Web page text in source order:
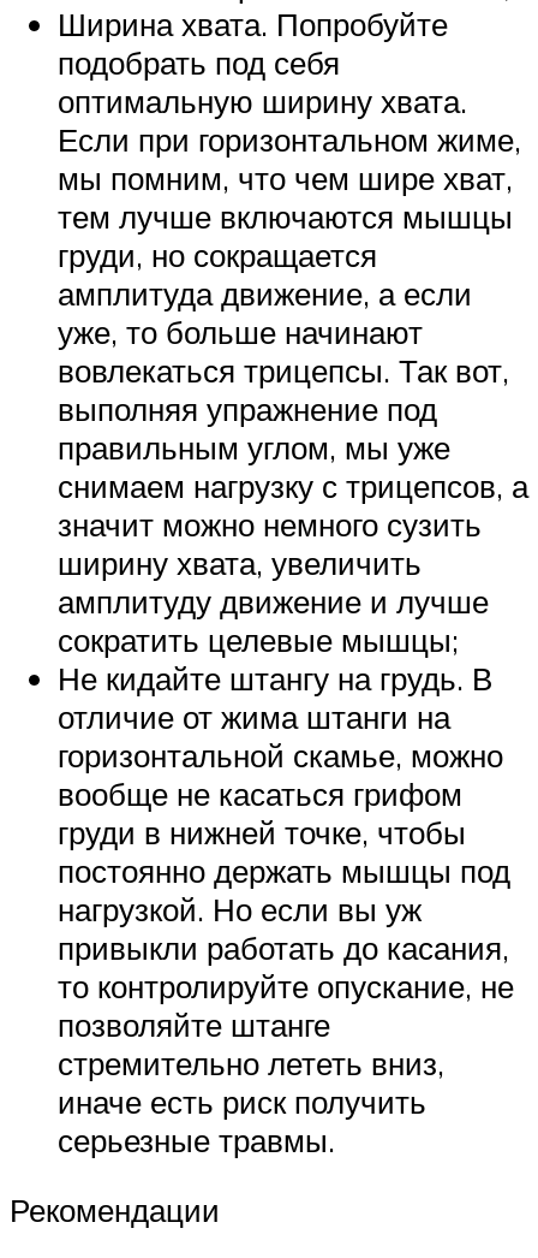
Ширина хвата. Попробуйте
подобрать под себя
оптимальную ширину хвата.
Если при горизонтальном жиме,
мы помним, что чем шире хват,
тем лучше включаются мышцы
груди, но сокращается
амплитуда движение, а если
уже, то больше начинают
вовлекаться трицепсы. Так вот,
выполняя упражнение под
правильным углом, мы уже
снимаем нагрузку с трицепсов, а
значит можно немного сузить
ширину хвата, увеличить
амплитуду движение и лучше
сократить целевые мышцы;
Не кидайте штангу на грудь. В
отличие от жима штанги на
горизонтальной скамье, можно
вообще не касаться грифом
груди в нижней точке, чтобы
постоянно держать мышцы под
нагрузкой. Но если вы уж
привыкли работать до касания,
то контролируйте опускание, не
позволяйте штанге
стремительно лететь вниз,
иначе есть риск получить
серьезные травмы.
Рекомендации